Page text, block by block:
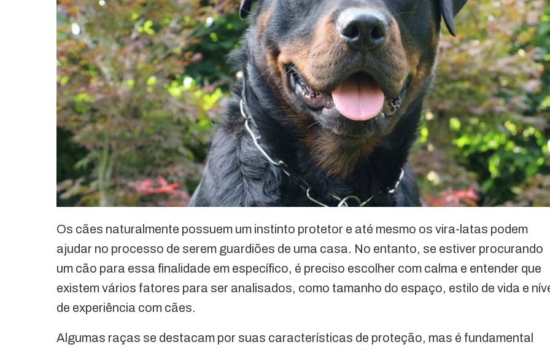
Os cães naturalmente possuem um instinto protetor e até mesmo os vira-latas podem
ajudar no processo de serem guardiões de uma casa. No entanto, se estiver procurando
um cão para essa finalidade em específico, é preciso escolher com calma e entender que
existem vários fatores para ser analisados, como tamanho do espaço, estilo de vida e
de experiência com cães.
Algumas raças se destacam por suas características de proteção, mas é fundamental